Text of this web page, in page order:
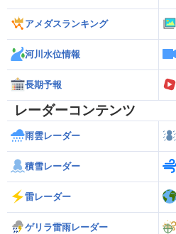
アメダスランキング
河川水位情報
長期予報
レーダーコンテンツ
雨雲レーダー
積雪レーダー
雷レーダー
ゲリラ雷雨レーダー